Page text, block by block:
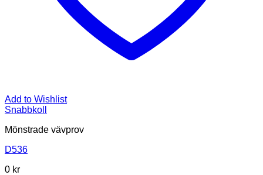
Add to Wishlist
Snabbkoll
Mönstrade vävprov
D536
0 kr